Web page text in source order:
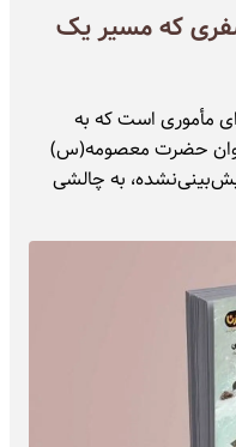
که مسیر یک
مأموری است که به
حضرت معصومه(س)
به چالشی